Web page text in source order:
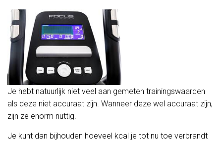
Je hebt natuurlijk niet veel aan gemeten trainingswaarden
als deze niet accuraat zijn. Wanneer deze wel accuraat zijn,
zijn ze enorm nuttig.
Je kunt dan bijhouden hoeveel kcal je tot nu toe verbrandt